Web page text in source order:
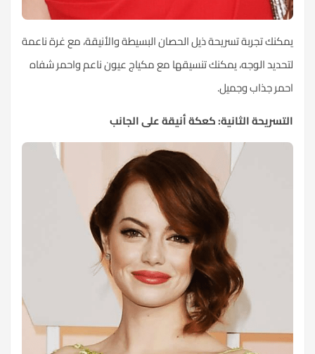
يمكنك تجربة تسريحة ذيل الحصان البسيطة والأنيقة، مع غرة ناعمة
لتحديد الوجه، يمكنك تنسيقها معمكياج عيونناعم واحمر شفاه
احمر جذاب وجميل.
التسريحة الثانية: كعكة أنيقة على الجانب